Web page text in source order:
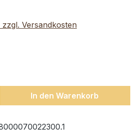
Versandkosten
Gib den
In den Warenkorb